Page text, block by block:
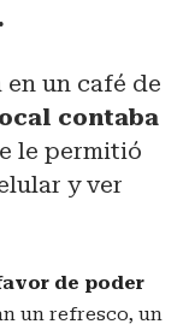
un café de
contaba
le permitió
y ver
de poder
un refresco, un